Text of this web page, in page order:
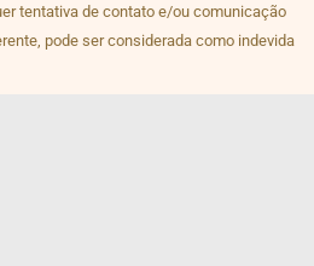
tentativa de contato e/ou comunicação
pode ser considerada como indevida